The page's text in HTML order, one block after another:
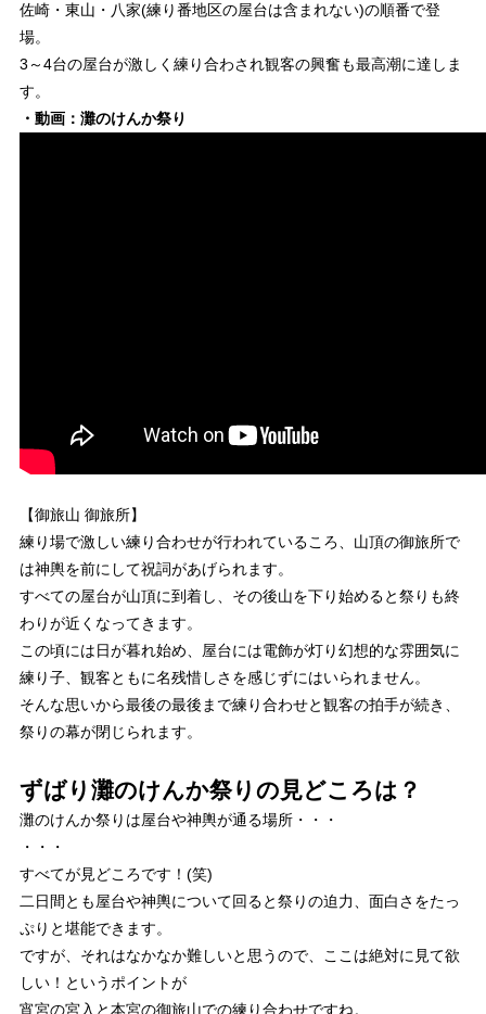
佐崎・東山・八家(練り番地区の屋台は含まれない)の順番で登
場。
3～4台の屋台が激しく練り合わされ観客の興奮も最高潮に達しま
す。
・動画：灘のけんか祭り
【御旅山 御旅所】
練り場で激しい練り合わせが行われているころ、山頂の御旅所で
は神輿を前にして祝詞があげられます。
すべての屋台が山頂に到着し、その後山を下り始めると祭りも終
わりが近くなってきます。
この頃には日が暮れ始め、屋台には電飾が灯り幻想的な雰囲気に
練り子、観客ともに名残惜しさを感じずにはいられません。
そんな思いから最後の最後まで練り合わせと観客の拍手が続き、
祭りの幕が閉じられます。
ずばり灘のけんか祭りの見どころは？
灘のけんか祭りは屋台や神輿が通る場所・・・
・・・
すべてが見どころです！(笑)
二日間とも屋台や神輿について回ると祭りの迫力、面白さをたっ
ぷりと堪能できます。
ですが、それはなかなか難しいと思うので、 ここは絶対に見て欲
しい！というポイントが
宵宮の宮入と本宮の御旅山での練り合わせですね。